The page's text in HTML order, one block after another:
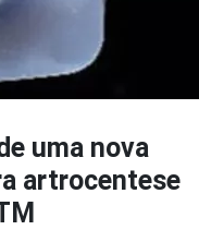
uma nova
artrocentese